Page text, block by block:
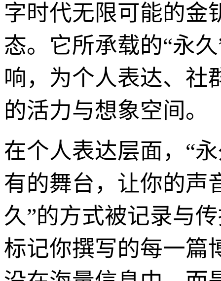
字时代无限可能的金
态。它所承载的“永
响，为个人表达、社
的活力与想象空间。
在个人表达层面，“
有的舞台，让你的声
久”的方式被记录与
标记你撰写的每一篇